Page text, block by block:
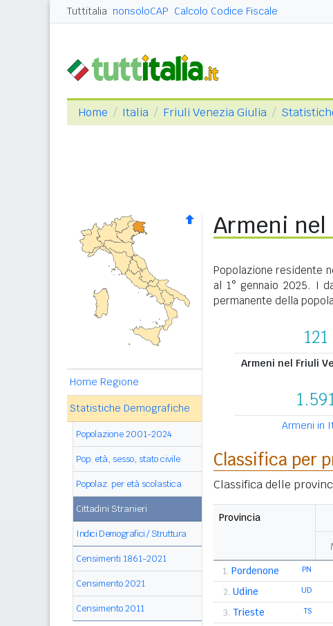
Tuttitalia nonsoloCAP Calcolo Codice Fiscale
Home Italia Friuli Venezia Giulia
Home Regione
Statistiche Demografiche
Popolazione 2001-2024
Pop. età, sesso, stato civile
Popolaz. per età scolastica
Cittadini Stranieri
Indici Demografici / Struttura
Censimenti 1861-2021
Censimento 2021
Censimento 2011
Armeni nel
Popolazione residente
al 1° gennaio 2025. I
permanente della
121
Armeni nel Friuli
Armeni in
Classifica per
Classifica delle
Provincia
1. PN
Pordenone
2. UD
Udine
3. TS
Trieste